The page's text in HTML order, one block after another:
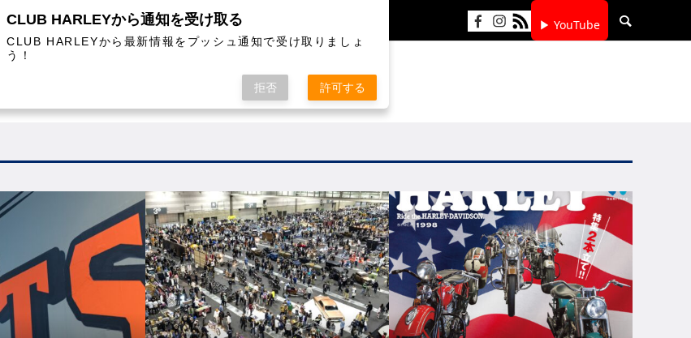
▶ YouTube
CLUB HARLEYから通知を受け取る
CLUB HARLEYから最新情報をプッシュ通知で受け取りましょ
う！
拒否 許可する